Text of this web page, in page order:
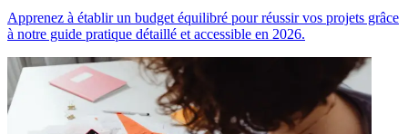
Apprenez à établir un budget équilibré pour réussir vos projets grâce
à notre guide pratique détaillé et accessible en 2026.